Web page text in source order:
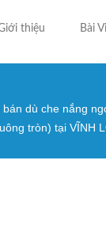
thiệu Bài
ở đây
dù che nắng
tròn) tại VĨNH